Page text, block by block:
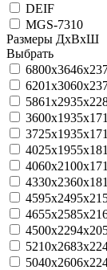
DEIF
MGS-7310
Размеры ДхВхШ
Выбрать